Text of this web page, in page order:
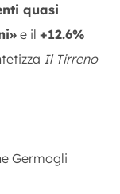
quasi
e il +12.6%
Il Tirreno
Germogli